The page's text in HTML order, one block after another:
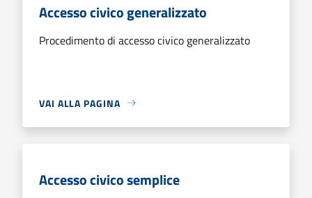
Accesso civico generalizzato
Procedimento di accesso civico generalizzato
VAI ALLA PAGINA
Accesso civico semplice